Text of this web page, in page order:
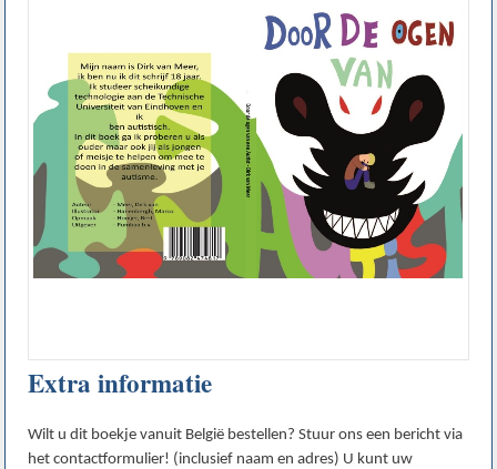
Extra informatie
Wilt u dit boekje vanuit België bestellen? Stuur ons een bericht via
het contactformulier! (inclusief naam en adres) U kunt uw